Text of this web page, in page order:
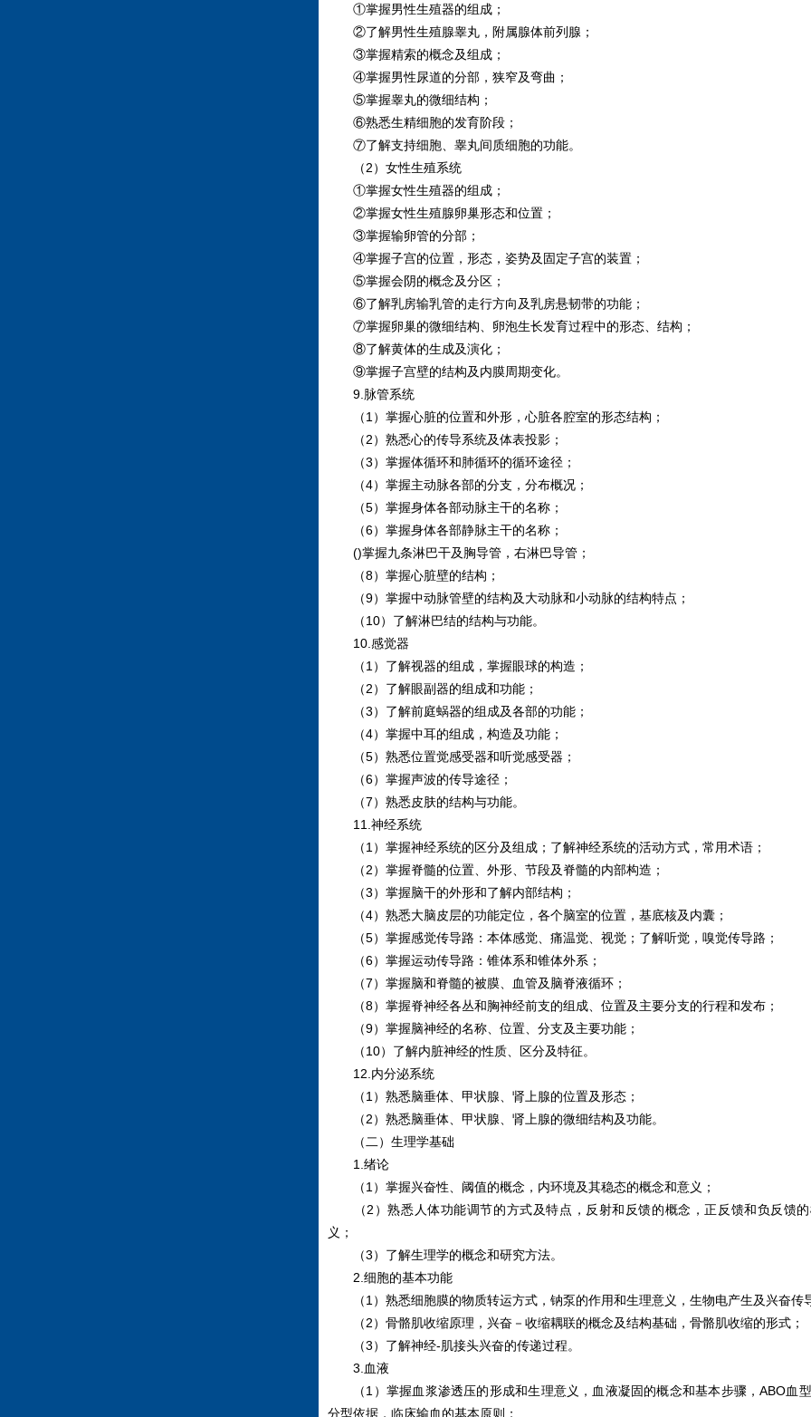
①掌握男性生殖器的组成；
②了解男性生殖腺睾丸，附属腺体前列腺；
③掌握精索的概念及组成；
④掌握男性尿道的分部，狭窄及弯曲；
⑤掌握睾丸的微细结构；
⑥熟悉生精细胞的发育阶段；
⑦了解支持细胞、睾丸间质细胞的功能。
（2）女性生殖系统
①掌握女性生殖器的组成；
②掌握女性生殖腺卵巢形态和位置；
③掌握输卵管的分部；
④掌握子宫的位置，形态，姿势及固定子宫的装置；
⑤掌握会阴的概念及分区；
⑥了解乳房输乳管的走行方向及乳房悬韧带的功能；
⑦掌握卵巢的微细结构、卵泡生长发育过程中的形态、结构；
⑧了解黄体的生成及演化；
⑨掌握子宫壁的结构及内膜周期变化。
9.脉管系统
（1）掌握心脏的位置和外形，心脏各腔室的形态结构；
（2）熟悉心的传导系统及体表投影；
（3）掌握体循环和肺循环的循环途径；
（4）掌握主动脉各部的分支，分布概况；
（5）掌握身体各部动脉主干的名称；
（6）掌握身体各部静脉主干的名称；
()掌握九条淋巴干及胸导管，右淋巴导管；
（8）掌握心脏壁的结构；
（9）掌握中动脉管壁的结构及大动脉和小动脉的结构特点；
（10）了解淋巴结的结构与功能。
10.感觉器
（1）了解视器的组成，掌握眼球的构造；
（2）了解眼副器的组成和功能；
（3）了解前庭蜗器的组成及各部的功能；
（4）掌握中耳的组成，构造及功能；
（5）熟悉位置觉感受器和听觉感受器；
（6）掌握声波的传导途径；
（7）熟悉皮肤的结构与功能。
11.神经系统
（1）掌握神经系统的区分及组成；了解神经系统的活动方式，常用术语；
（2）掌握脊髓的位置、外形、节段及脊髓的内部构造；
（3）掌握脑干的外形和了解内部结构；
（4）熟悉大脑皮层的功能定位，各个脑室的位置，基底核及内囊；
（5）掌握感觉传导路：本体感觉、痛温觉、视觉；了解听觉，嗅觉传导路；
（6）掌握运动传导路：锥体系和锥体外系；
（7）掌握脑和脊髓的被膜、血管及脑脊液循环；
（8）掌握脊神经各丛和胸神经前支的组成、位置及主要分支的行程和发布；
（9）掌握脑神经的名称、位置、分支及主要功能；
（10）了解内脏神经的性质、区分及特征。
12.内分泌系统
（1）熟悉脑垂体、甲状腺、肾上腺的位置及形态；
（2）熟悉脑垂体、甲状腺、肾上腺的微细结构及功能。
（二）生理学基础
1.绪论
（1）掌握兴奋性、阈值的概念，内环境及其稳态的概念和意义；
（2）熟悉人体功能调节的方式及特点，反射和反馈的概念，正反馈和负反馈的
义；
（3）了解生理学的概念和研究方法。
2.细胞的基本功能
（1）熟悉细胞膜的物质转运方式，钠泵的作用和生理意义，生物电产生及兴奋传
（2）骨骼肌收缩原理，兴奋－收缩耦联的概念及结构基础，骨骼肌收缩的形式；
（3）了解神经-肌接头兴奋的传递过程。
3.血液
（1）掌握血浆渗透压的形成和生理意义，血液凝固的概念和基本步骤，ABO血
分型依据，临床输血的基本原则；